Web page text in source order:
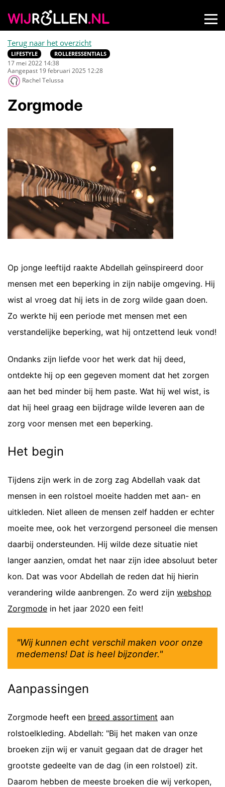
Terug naar het overzicht
LIFESTYLE ROLLERESSENTIALS
17 mei 2022 14:38
Aangepast 19 februari 2025 12:28
Rachel Telussa
Zorgmode
Op jonge leeftijd raakte Abdellah geïnspireerd door
mensen met een beperking in zijn nabije omgeving. Hij
wist al vroeg dat hij iets in de zorg wilde gaan doen.
Zo werkte hij een periode met mensen met een
verstandelijke beperking, wat hij ontzettend leuk vond!
Ondanks zijn liefde voor het werk dat hij deed,
ontdekte hij op een gegeven moment dat het zorgen
aan het bed minder bij hem paste. Wat hij wel wist, is
dat hij heel graag een bijdrage wilde leveren aan de
zorg voor mensen met een beperking.
Het begin
Tijdens zijn werk in de zorg zag Abdellah vaak dat
mensen in een rolstoel moeite hadden met aan- en
uitkleden. Niet alleen de mensen zelf hadden er echter
moeite mee, ook het verzorgend personeel die mensen
daarbij ondersteunden. Hij wilde deze situatie niet
langer aanzien, omdat het naar zijn idee absoluut beter
kon. Dat was voor Abdellah de reden dat hij hierin
verandering wilde aanbrengen. Zo werd zijn webshop
Zorgmode in het jaar 2020 een feit!
"Wij kunnen echt verschil maken voor onze
medemens! Dat is heel bijzonder."
Aanpassingen
Zorgmode heeft een breed assortiment aan
rolstoelkleding. Abdellah: "Bij het maken van onze
broeken zijn wij er vanuit gegaan dat de drager het
grootste gedeelte van de dag (in een rolstoel) zit.
Daarom hebben de meeste broeken die wij verkopen,